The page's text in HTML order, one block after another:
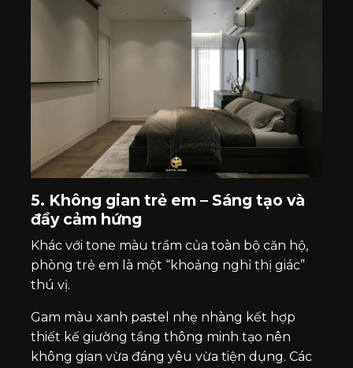
5. Không gian trẻ em – Sáng tạo và
đầy cảm hứng
Khác với tone màu trầm của toàn bộ căn hộ,
phòng trẻ em là một “khoảng nghỉ thị giác”
thú vị.
Gam màu xanh pastel nhẹ nhàng kết hợp
thiết kế giường tầng thông minh tạo nên
không gian vừa đáng yêu vừa tiện dụng. Các